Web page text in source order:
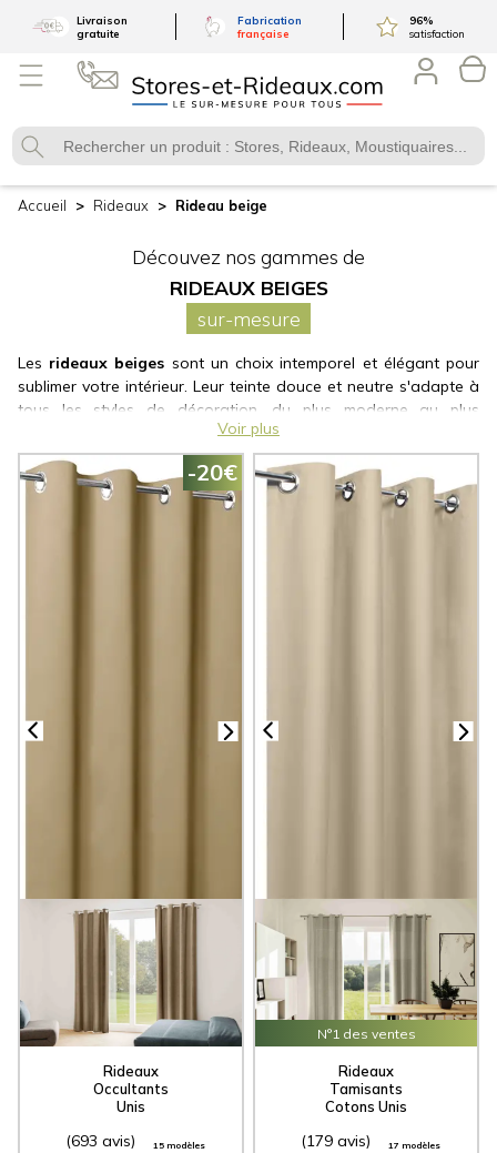
Livraison
gratuite
Fabrication
française
96%
satisfaction
Accueil Rideaux Rideau beige
Découvez nos gammes de
RIDEAUX BEIGES
sur-mesure
Les rideaux beiges sont un choix intemporel et élégant pour
sublimer votre intérieur. Leur teinte douce et neutre s'adapte à
tous les styles de décoration, du plus moderne au plus
classique. Que vous recherchiez un rideau occultant pour une
chambre à coucher, un rideau tamisant pour filtrer la lumière ou
un voilage beige pour une touche de légèreté, notre gamme
variée saura répondre à vos besoins.
Voir plus
-20€
Rideaux
Occultants
Unis
(693 avis) 15 modèles
N°1 des ventes
Rideaux
Tamisants
Cotons Unis
(179 avis) 17 modèles